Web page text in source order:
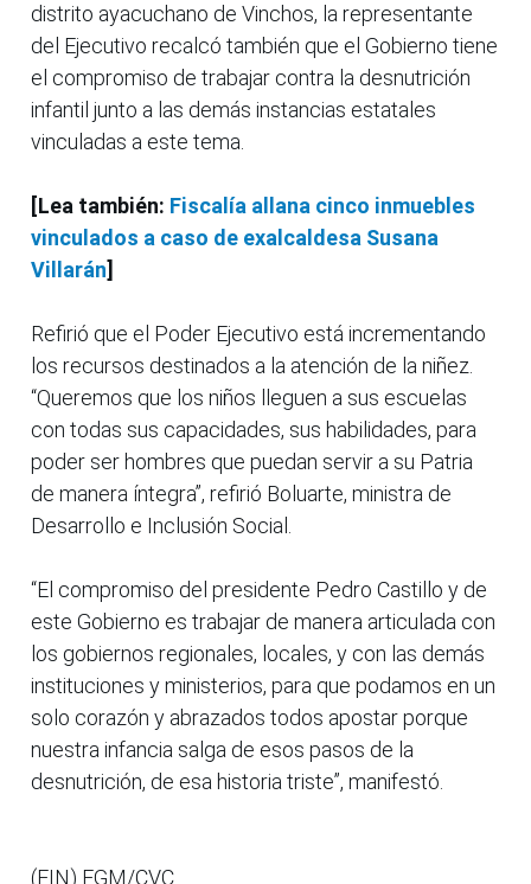
distrito ayacuchano de Vinchos, la representante
del Ejecutivo recalcó también que el Gobierno tiene
el compromiso de trabajar contra la desnutrición
infantil junto a las demás instancias estatales
vinculadas a este tema.
[Lea también: Fiscalía allana cinco inmuebles
vinculados a caso de exalcaldesa Susana
Villarán]
Refirió que el Poder Ejecutivo está incrementando
los recursos destinados a la atención de la niñez.
“Queremos que los niños lleguen a sus escuelas
con todas sus capacidades, sus habilidades, para
poder ser hombres que puedan servir a su Patria
de manera íntegra”, refirió Boluarte, ministra de
Desarrollo e Inclusión Social.
“El compromiso del presidente Pedro Castillo y de
este Gobierno es trabajar de manera articulada con
los gobiernos regionales, locales, y con las demás
instituciones y ministerios, para que podamos en un
solo corazón y abrazados todos apostar porque
nuestra infancia salga de esos pasos de la
desnutrición, de esa historia triste”, manifestó.
(FIN) FGM/CVC